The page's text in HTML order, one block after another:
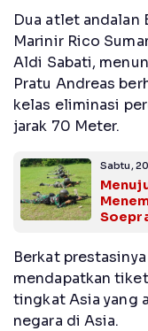
Dua atlet andalan
Marinir Rico
Aldi Sabati,
Pratu Andreas
kelas eliminasi
jarak 70 Meter.
Sabtu, 20
Berkat
mendapatkan
tingkat Asia yang
negara di Asia.